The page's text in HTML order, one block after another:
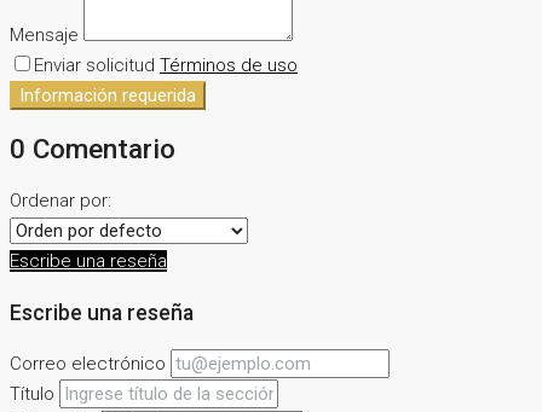
Mensaje
Enviar solicitud Términos de uso
Información requerida
0 Comentario
Ordenar por:
Escribe una reseña
Escribe una reseña
Correo electrónico
Título